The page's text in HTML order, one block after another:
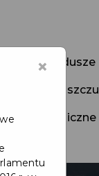
Fundusze
w Pruszczu
publiczne
×